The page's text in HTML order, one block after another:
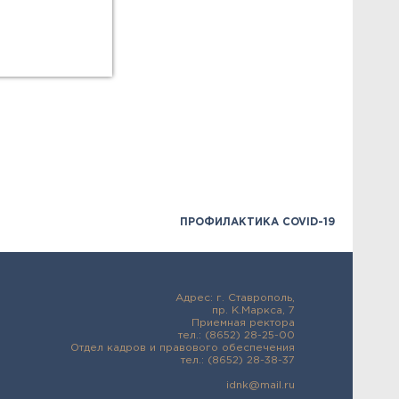
ПРОФИЛАКТИКА COVID-19
Адрес: г. Ставрополь,
пр. К.Маркса, 7
Приемная ректора
тел.: (8652) 28-25-00
Отдел кадров и правового обеспечения
тел.: (8652) 28-38-37
idnk@mail.ru